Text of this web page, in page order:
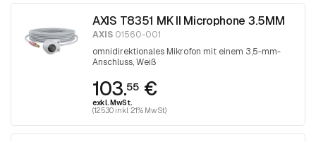
AXIS T8351 MK II Microphone 3.5MM
AXIS 01560-001
omnidirektionales Mikrofon mit einem 3,5-mm-
Anschluss, Weiß
103.55 €
exkl. MwSt.
(125.30 inkl. 21% MwSt)